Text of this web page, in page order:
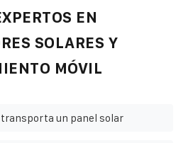
EN
SOLARES Y
MÓVIL
un panel solar